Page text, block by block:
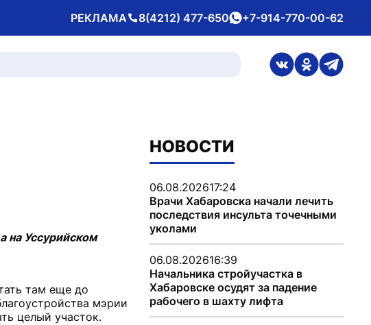
РЕКЛАМА
Телефон 8(4212) 477-650whatsApp
+7-914-770-00-62
ссылка на
ссылка на
на Уссурийском
там еще до
мэрии
целый участок.
НОВОСТИ
06.08.202617:24
Врачи Хабаровска начали лечить
последствия инсульта точечными
уколами
06.08.202616:39
Начальника стройучастка в
Хабаровске осудят за падение
рабочего в шахту лифта